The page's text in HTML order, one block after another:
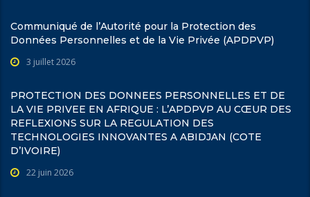
Communiqué de l’Autorité pour la Protection des
Données Personnelles et de la Vie Privée (APDPVP)
3 juillet 2026
PROTECTION DES DONNEES PERSONNELLES ET DE
LA VIE PRIVEE EN AFRIQUE : L’APDPVP AU CŒUR DES
REFLEXIONS SUR LA REGULATION DES
TECHNOLOGIES INNOVANTES A ABIDJAN (COTE
D’IVOIRE)
22 juin 2026